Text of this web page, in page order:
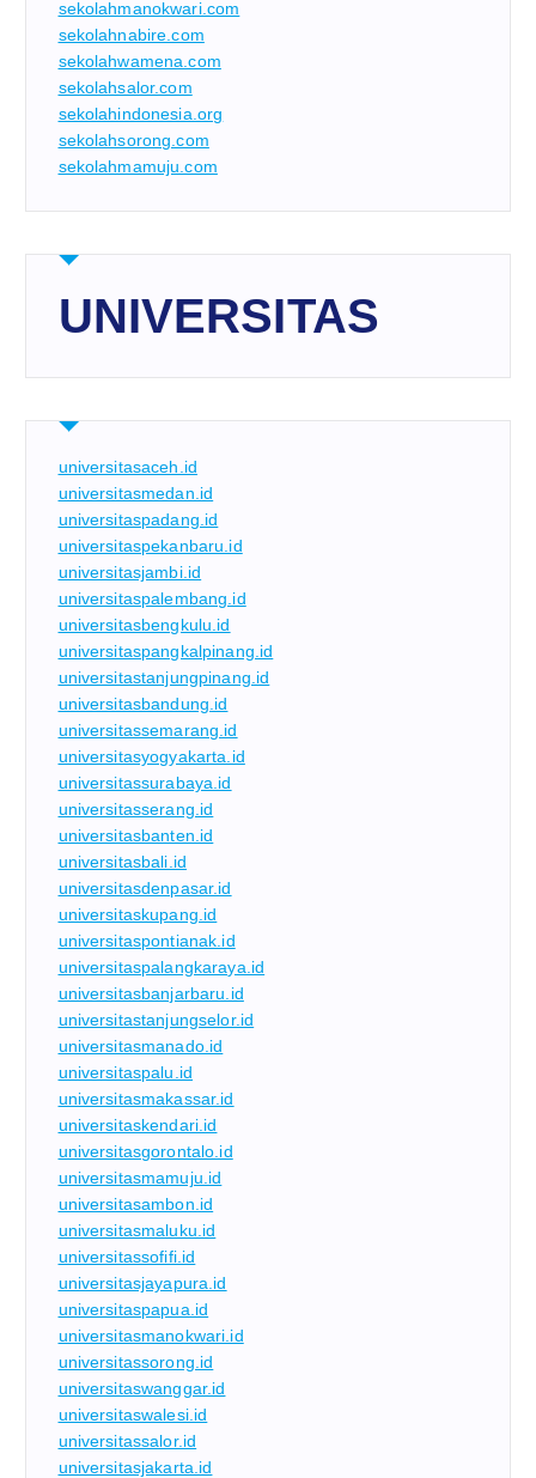
sekolahmanokwari.com
sekolahnabire.com
sekolahwamena.com
sekolahsalor.com
sekolahindonesia.org
sekolahsorong.com
sekolahmamuju.com
UNIVERSITAS
universitasaceh.id
universitasmedan.id
universitaspadang.id
universitaspekanbaru.id
universitasjambi.id
universitaspalembang.id
universitasbengkulu.id
universitaspangkalpinang.id
universitastanjungpinang.id
universitasbandung.id
universitassemarang.id
universitasyogyakarta.id
universitassurabaya.id
universitasserang.id
universitasbanten.id
universitasbali.id
universitasdenpasar.id
universitaskupang.id
universitaspontianak.id
universitaspalangkaraya.id
universitasbanjarbaru.id
universitastanjungselor.id
universitasmanado.id
universitaspalu.id
universitasmakassar.id
universitaskendari.id
universitasgorontalo.id
universitasmamuju.id
universitasambon.id
universitasmaluku.id
universitassofifi.id
universitasjayapura.id
universitaspapua.id
universitasmanokwari.id
universitassorong.id
universitaswanggar.id
universitaswalesi.id
universitassalor.id
universitasjakarta.id